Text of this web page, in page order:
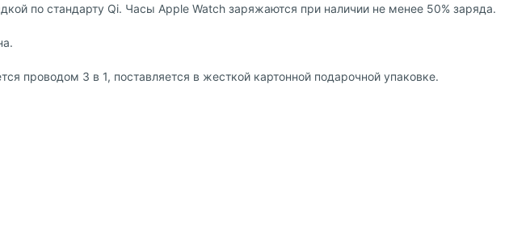
по стандарту Qi. Часы Apple Watch заряжаются при наличии не менее 50% заряда.
проводом 3 в 1, поставляется в жесткой картонной подарочной упаковке.